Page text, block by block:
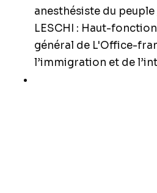
anesthésiste du peuple
LESCHI : Haut-
général de L'Office-
l’immigration et de